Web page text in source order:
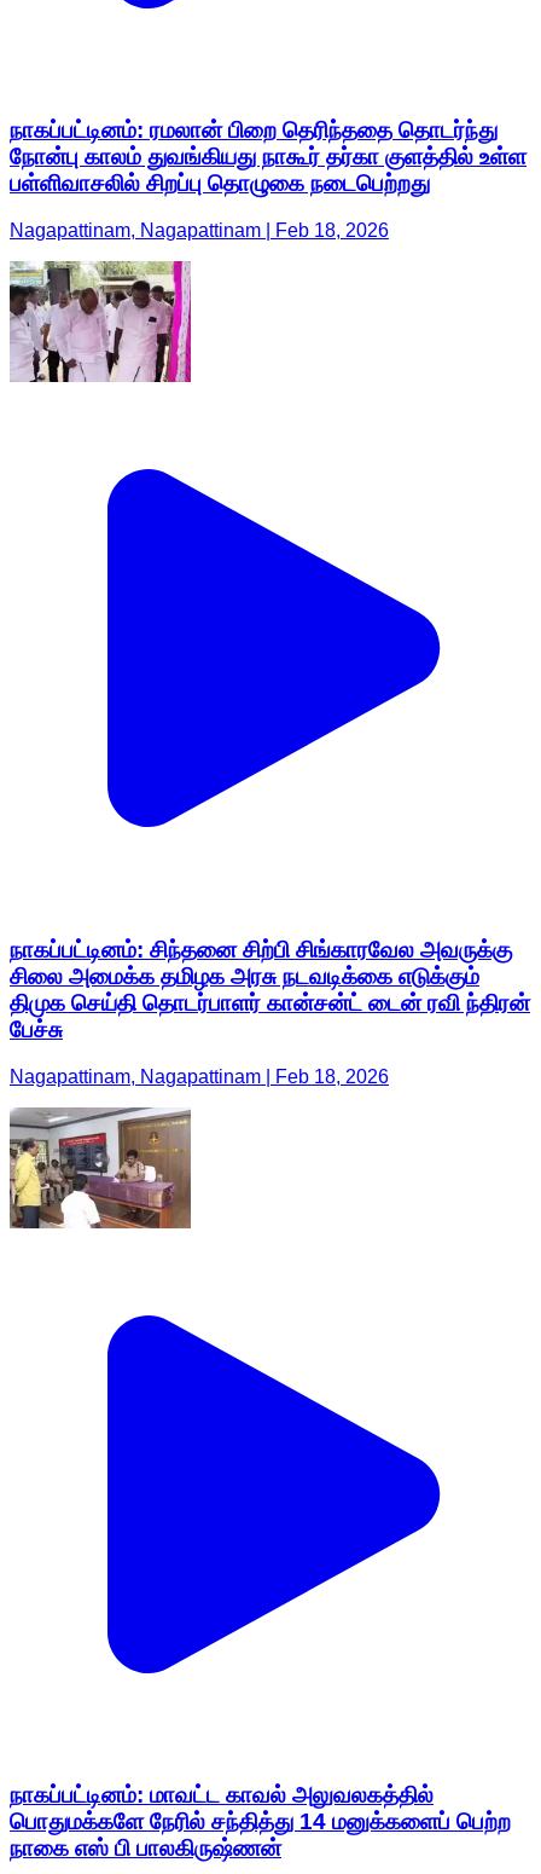
நாகப்பட்டினம்: ரமலான் பிறை தெரிந்ததை தொடர்ந்து
நோன்பு காலம் துவங்கியது நாகூர் தர்கா குளத்தில் உள்ள
பள்ளிவாசலில் சிறப்பு தொழுகை நடைபெற்றது
Nagapattinam, Nagapattinam | Feb 18, 2026
நாகப்பட்டினம்: சிந்தனை சிற்பி சிங்காரவேல அவருக்கு
சிலை அமைக்க தமிழக அரசு நடவடிக்கை எடுக்கும்
திமுக செய்தி தொடர்பாளர் கான்சன்ட் டைன் ரவி ந்திரன்
பேச்சு
Nagapattinam, Nagapattinam | Feb 18, 2026
நாகப்பட்டினம்: மாவட்ட காவல் அலுவலகத்தில்
பொதுமக்களே நேரில் சந்தித்து 14 மனுக்களைப் பெற்ற
நாகை எஸ் பி பாலகிருஷ்ணன்